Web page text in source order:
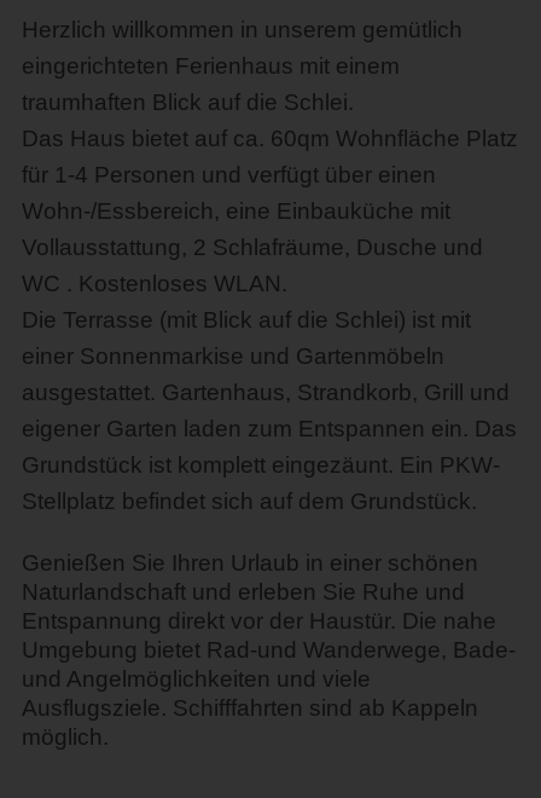
Herzlich willkommen in unserem gemütlich
eingerichteten Ferienhaus mit einem
traumhaften Blick auf die Schlei.
Das Haus bietet auf ca. 60qm Wohnfläche Platz
für 1-4 Personen und verfügt über einen
Wohn-/Essbereich, eine Einbauküche mit
Vollausstattung, 2 Schlafräume, Dusche und
WC . Kostenloses WLAN.
Die Terrasse (mit Blick auf die Schlei) ist mit
einer Sonnenmarkise und Gartenmöbeln
ausgestattet. Gartenhaus, Strandkorb, Grill und
eigener Garten laden zum Entspannen ein. Das
Grundstück ist komplett eingezäunt. Ein PKW-
Stellplatz befindet sich auf dem Grundstück.
Genießen Sie Ihren Urlaub in einer schönen
Naturlandschaft und erleben Sie Ruhe und
Entspannung direkt vor der Haustür. Die nahe
Umgebung bietet Rad-und Wanderwege, Bade-
und Angelmöglichkeiten und viele
Ausflugsziele. Schifffahrten sind ab Kappeln
möglich.